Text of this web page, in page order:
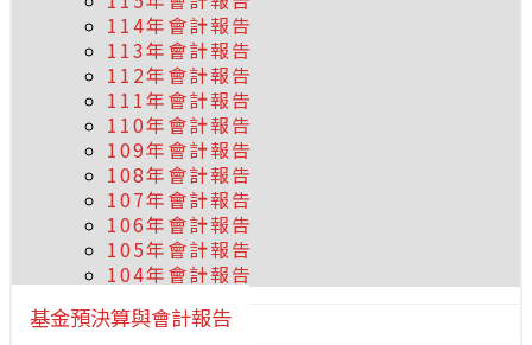
114年會計報告
113年會計報告
112年會計報告
111年會計報告
110年會計報告
109年會計報告
108年會計報告
107年會計報告
106年會計報告
105年會計報告
104年會計報告
基金預決算與會計報告